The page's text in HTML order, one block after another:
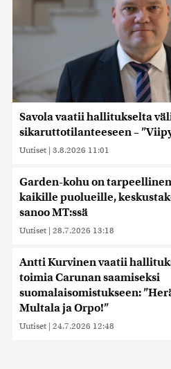
Savola vaatii hallitukselta
sikaruttotilanteeseen –
Uutiset | 3.8.2026 11:01
Garden-kohu on
kaikille puolueille,
sanoo MT:ssä
Uutiset | 28.7.2026 13:18
Antti Kurvinen vaatii
toimia Carunan saamiseksi
suomalaisomistukseen:
Multala ja Orpo!”
Uutiset | 24.7.2026 12:48